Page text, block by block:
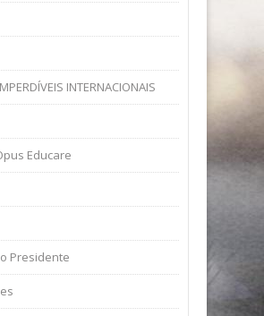
INTERNACIONAIS
Educare
Presidente